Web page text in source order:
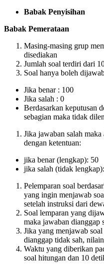
Babak Penyisihan
Babak Pemerataan
Masing-masing grup
disediakan
Jumlah soal terdiri dari
Soal hanya boleh
Jika benar : 100
Jika salah : 0
Berdasarkan keputusan
sebagian maka tidak
Jika jawaban salah
dengan ketentuan:
jika benar (lengkap): 50
jika salah (tidak
Pelemparan soal
yang ingin menjawab
setelah instruksi dari
Soal lemparan yang
maka jawaban dianggap
Jika yang menjawab
dianggap tidak sah,
Waktu yang diberikan
soal hitungan dan 10